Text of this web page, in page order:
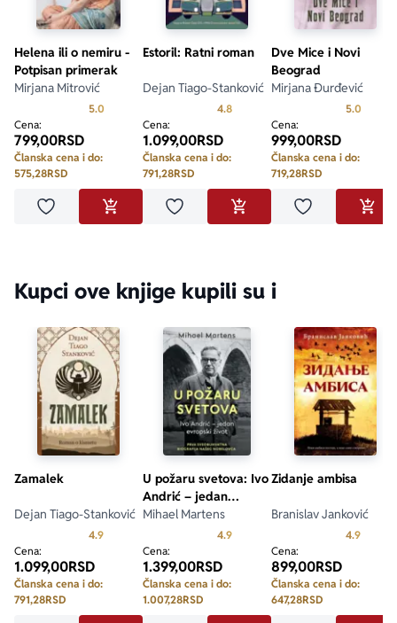
Helena ili o nemiru -
Potpisan primerak
Mirjana Mitrović
5.0 Prosecna ocena je 5.0 od 5
Cena:
799,00RSD
Članska cena i do:
575,28RSD
Dodaj u omiljeneDODAJ U KORPU
Estoril: Ratni roman
Dejan Tiago-Stanković
4.8Prosecna ocena je 4.8 od 5
Cena:
1.099,00RSD
Članska cena i do:
791,28RSD
Dodaj u omiljeneDODAJ U KORPU
Dve Mice i Novi
Beograd
Mirjana Đurđević
5.0
Cena:
999,00RSD
Članska cena i do:
719,28RSD
Dodaj u
Kupci ove knjige kupili su i
Zamalek
Dejan Tiago-Stanković
4.9Prosecna ocena je 4.9 od 5
Cena:
1.099,00RSD
Članska cena i do:
791,28RSD
U požaru svetova: Ivo
Andrić – jedan
evropski život
Mihael Martens
4.9Prosecna ocena je 4.9 od 5
Cena:
1.399,00RSD
Članska cena i do:
1.007,28RSD
Zidanje ambisa
Branislav Janković
4.9
Cena:
899,00RSD
Članska cena i do:
647,28RSD